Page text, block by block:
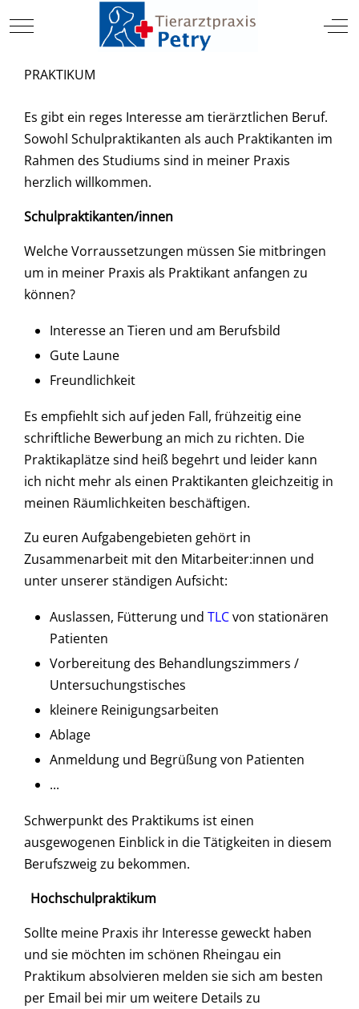
Mobile Menu Toggle
PRAKTIKUM
Es gibt ein reges Interesse am tierärztlichen Beruf.
Sowohl Schulpraktikanten als auch Praktikanten im
Rahmen des Studiums sind in meiner Praxis
herzlich willkommen.
Schulpraktikanten/innen
Welche Vorraussetzungen müssen Sie mitbringen
um in meiner Praxis als Praktikant anfangen zu
können?
Interesse an Tieren und am Berufsbild
Gute Laune
Freundlichkeit
Es empfiehlt sich auf jeden Fall, frühzeitig eine
schriftliche Bewerbung an mich zu richten. Die
Praktikaplätze sind heiß begehrt und leider kann
ich nicht mehr als einen Praktikanten gleichzeitig in
meinen Räumlichkeiten beschäftigen.
Zu euren Aufgabengebieten gehört in
Zusammenarbeit mit den Mitarbeiter:innen und
unter unserer ständigen Aufsicht:
Auslassen, Fütterung und TLCvon stationären
Patienten
Vorbereitung des Behandlungszimmers /
Untersuchungstisches
kleinere Reinigungsarbeiten
Ablage
Anmeldung und Begrüßung von Patienten
...
Schwerpunkt des Praktikums ist einen
ausgewogenen Einblick in die Tätigkeiten in diesem
Berufszweig zu bekommen.
Hochschulpraktikum
Sollte meine Praxis ihr Interesse geweckt haben
und sie möchten im schönen Rheingau ein
Praktikum absolvieren melden sie sich am besten
per Email bei mir um weitere Details zu